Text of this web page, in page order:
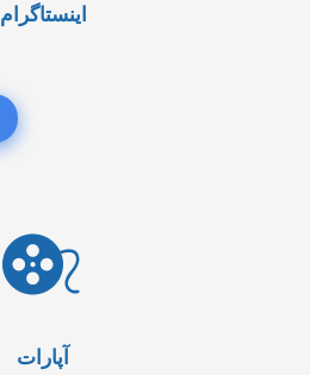
اینستاگرام
آپارات